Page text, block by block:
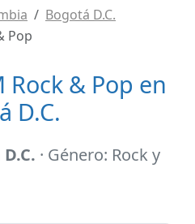
Bogotá D.C.
Pop
Rock & Pop en
D.C.
· Género: Rock y